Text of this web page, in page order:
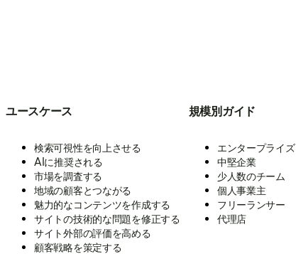
ユースケース
検索可視性を向上させる
AIに推奨される
市場を調査する
地域の顧客とつながる
魅力的なコンテンツを作成する
サイトの技術的な問題を修正する
サイト外部の評価を高める
顧客戦略を策定する
規模別ガイド
エンタープライズ
中堅企業
少人数のチーム
個人事業主
フリーランサー
代理店